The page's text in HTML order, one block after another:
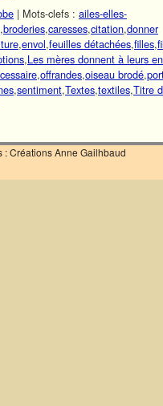
| Mots-clefs : ailes-elles-
,broderies,caresses,citation,donner
,envol,feuilles détachées,filles,
,Les mères donnent à leurs
,offrandes,oiseau brodé,
,sentiment,Textes,textiles,Titre
: Créations Anne Gailhbaud